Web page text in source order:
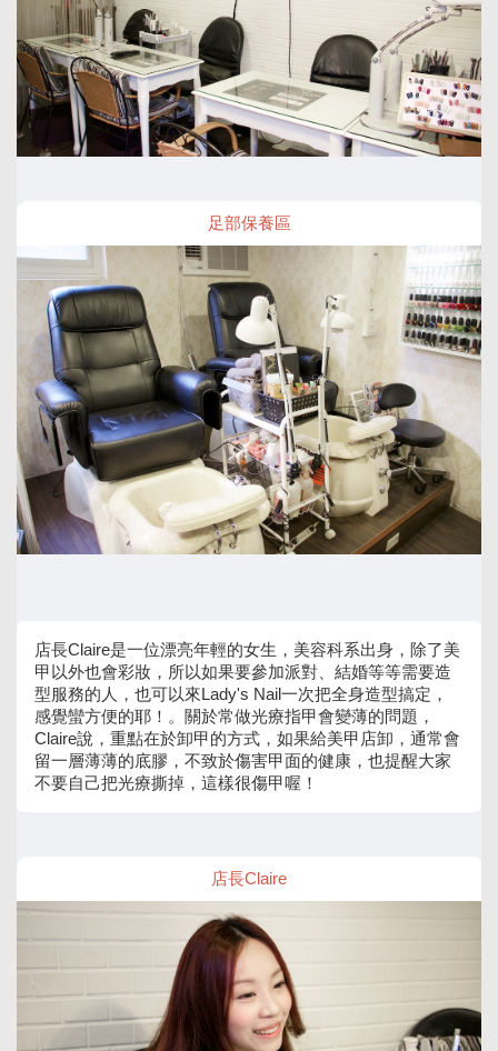
足部保養區
店長Claire是一位漂亮年輕的女生，美容科系出身，除了美
甲以外也會彩妝，所以如果要參加派對、結婚等等需要造
型服務的人，也可以來Lady's Nail一次把全身造型搞定，
感覺蠻方便的耶！。關於常做光療指甲會變薄的問題，
Claire說，重點在於卸甲的方式，如果給美甲店卸，通常會
留一層薄薄的底膠，不致於傷害甲面的健康，也提醒大家
不要自己把光療撕掉，這樣很傷甲喔！
店長Claire